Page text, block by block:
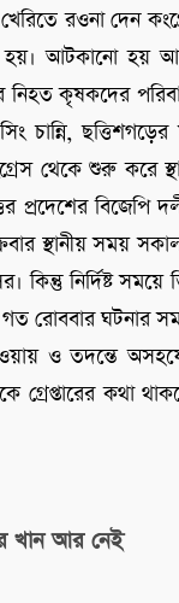
রওনা দেন
হয়। আটকানো
কৃষকদের
সিং চান্নি,
থেকে শুরু করে
প্রদেশের
স্থানীয় সময় সকাল
নির্দিষ্ট
রোববার ঘটনার
ও তদন্তে
কথা
খান আর নেই